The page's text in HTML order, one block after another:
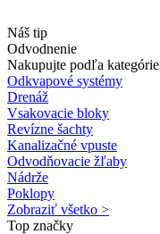
Náš tip
Odvodnenie
Nakupujte podľa kategórie
Odkvapové systémy
Drenáž
Vsakovacie bloky
Revízne šachty
Kanalizačné vpuste
Odvodňovacie žľaby
Nádrže
Poklopy
Zobraziť všetko >
Top značky